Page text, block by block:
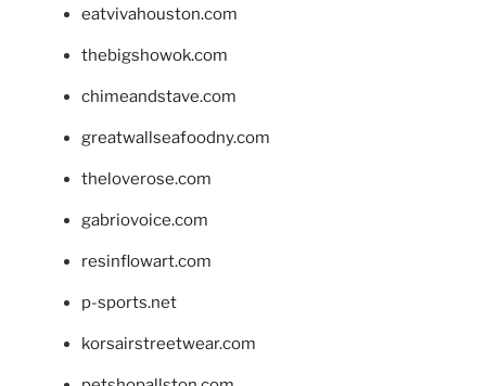
eatvivahouston.com
thebigshowok.com
chimeandstave.com
greatwallseafoodny.com
theloverose.com
gabriovoice.com
resinflowart.com
p-sports.net
korsairstreetwear.com